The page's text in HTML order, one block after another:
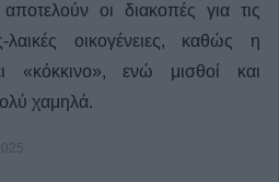
οι διακοπές για τις
λαικές οικογένειες, καθώς η
«κόκκινο», ενώ μισθοί και
χαμηλά.